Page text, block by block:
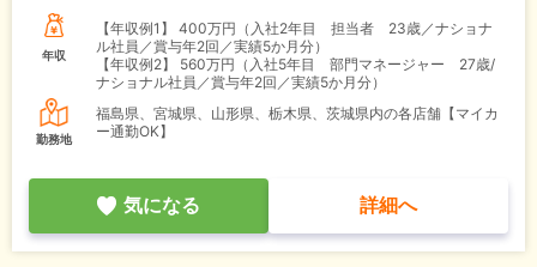
年収
【年収例1】
400万円（入社2年目 担当者 23歳／ナショナ
ル社員／賞与年2回／実績5か月分）
【年収例2】
560万円（入社5年目 部門マネージャー 27歳/
ナショナル社員／賞与年2回／実績5か月分）
勤務地
福島県、宮城県、山形県、栃木県、茨城県内の各店舗【マイカ
ー通勤OK】
気になる 詳細へ